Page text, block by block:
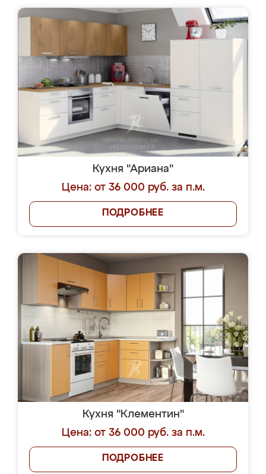
Кухня "Ариана"
Цена: от 36 000 руб. за п.м.
ПОДРОБНЕЕ
Кухня "Клементин"
Цена: от 36 000 руб. за п.м.
ПОДРОБНЕЕ